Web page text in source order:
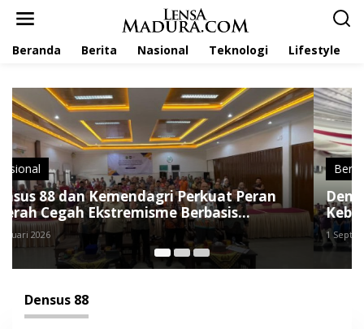
Beranda Berita Nasional Teknologi Lifestyle
Berita
Densus 88 AT Polri Gelar Pembinaan
Kebangsaan di Universitas Trunojoyo
Madura
1 September 2025
Densus 88